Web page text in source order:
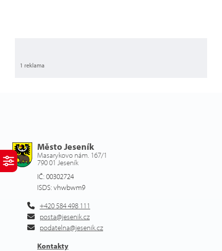
1 reklama
Město Jeseník
Masarykovo nám. 167/1
790 01 Jeseník
IČ: 00302724
ISDS: vhwbwm9
+420 584 498 111
posta@jesenik.cz
podatelna@jesenik.cz
Kontakty